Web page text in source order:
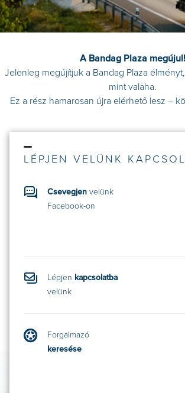
A Bandag Plaza megújul!
Jelenleg megújítjuk a Bandag Plaza
mint valaha.
Ez a rész hamarosan újra elérhető lesz –
LÉPJEN VELÜNK
Csevegjen velünk
Facebook-on
Lépjen kapcsolatba
velünk
Forgalmazó
keresése